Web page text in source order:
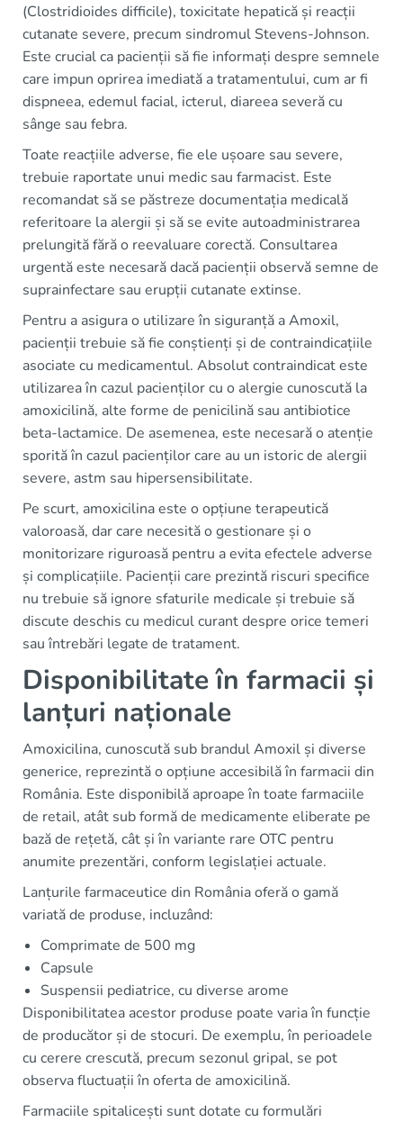
(Clostridioides difficile), toxicitate hepatică și reacții
cutanate severe, precum sindromul Stevens-Johnson.
Este crucial ca pacienții să fie informați despre semnele
care impun oprirea imediată a tratamentului, cum ar fi
dispneea, edemul facial, icterul, diareea severă cu
sânge sau febra.
Toate reacțiile adverse, fie ele ușoare sau severe,
trebuie raportate unui medic sau farmacist. Este
recomandat să se păstreze documentația medicală
referitoare la alergii și să se evite autoadministrarea
prelungită fără o reevaluare corectă. Consultarea
urgentă este necesară dacă pacienții observă semne de
suprainfectare sau erupții cutanate extinse.
Pentru a asigura o utilizare în siguranță a Amoxil,
pacienții trebuie să fie conștienți și de contraindicațiile
asociate cu medicamentul. Absolut contraindicat este
utilizarea în cazul pacienților cu o alergie cunoscută la
amoxicilină, alte forme de penicilină sau antibiotice
beta-lactamice. De asemenea, este necesară o atenție
sporită în cazul pacienților care au un istoric de alergii
severe, astm sau hipersensibilitate.
Pe scurt, amoxicilina este o opțiune terapeutică
valoroasă, dar care necesită o gestionare și o
monitorizare riguroasă pentru a evita efectele adverse
și complicațiile. Pacienții care prezintă riscuri specifice
nu trebuie să ignore sfaturile medicale și trebuie să
discute deschis cu medicul curant despre orice temeri
sau întrebări legate de tratament.
Disponibilitate în farmacii și
lanțuri naționale
Amoxicilina, cunoscută sub brandul Amoxil și diverse
generice, reprezintă o opțiune accesibilă în farmacii din
România. Este disponibilă aproape în toate farmaciile
de retail, atât sub formă de medicamente eliberate pe
bază de rețetă, cât și în variante rare OTC pentru
anumite prezentări, conform legislației actuale.
Lanțurile farmaceutice din România oferă o gamă
variată de produse, incluzând:
Comprimate de 500 mg
Capsule
Suspensii pediatrice, cu diverse arome
Disponibilitatea acestor produse poate varia în funcție
de producător și de stocuri. De exemplu, în perioadele
cu cerere crescută, precum sezonul gripal, se pot
observa fluctuații în oferta de amoxicilină.
Farmaciile spitalicești sunt dotate cu formulări